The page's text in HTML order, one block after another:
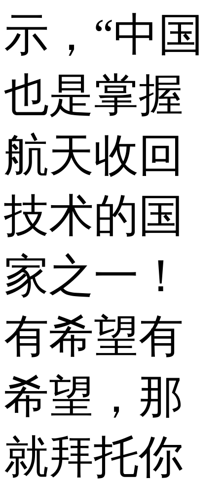
示，“中国
也是掌握
航天收回
技术的国
家之一！
有希望有
希望，那
就拜托你